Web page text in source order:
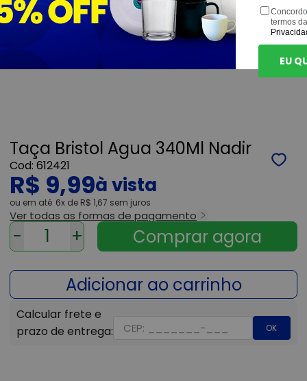
Taça Bristol Agua 340Ml Nadir
612421
R$ 9,99
ou 6x de R$ 1,67 sem juros
Ver todas as formas de pagamento
- +
OK
termos
EU